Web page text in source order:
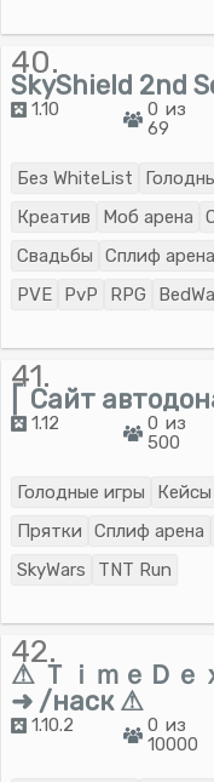
40.
SkyShield 2nd
1.10
0 из
69
Без WhiteList
Креатив
Моб арена
Свадьбы
Сплиф арена
PVE
PvP RPG
41.
⎡ Сайт
1.12
0 из
500
Голодные игры Кейсы
Прятки
Сплиф арена
SkyWars
TNT Run
42.
⚠ ＴｉｍｅＤｅ
➜ /наск ⚠
1.10.2
0 из
10000